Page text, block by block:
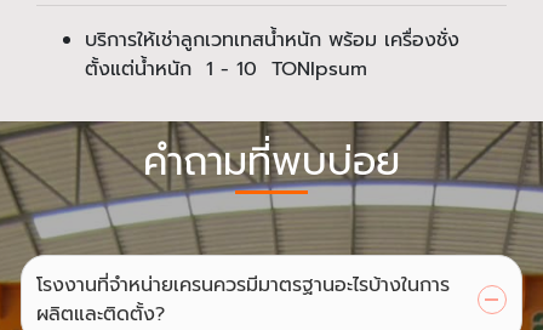
บริการให้เช่าลูกเวทเทสน้ำหนัก พร้อม เครื่องชั่ง
ตั้งแต่น้ำหนัก 1 - 10 TONIpsum
คำถามที่พบบ่อย
โรงงานที่จำหน่ายเครนควรมีมาตรฐานอะไรบ้างในการ
ผลิตและติดตั้ง?